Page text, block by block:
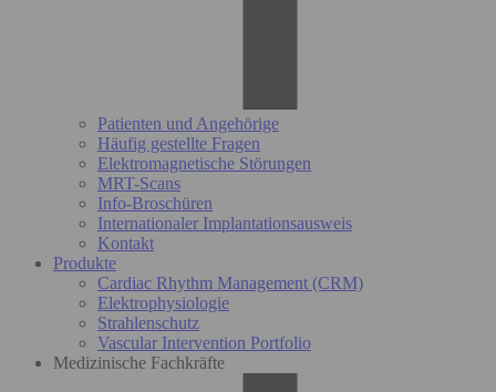
Patienten und Angehörige
Häufig gestellte Fragen
Elektromagnetische Störungen
MRT-Scans
Info-Broschüren
Internationaler Implantationsausweis
Kontakt
Produkte
Cardiac Rhythm Management (CRM)
Elektrophysiologie
Strahlenschutz
Vascular Intervention Portfolio
Medizinische Fachkräfte